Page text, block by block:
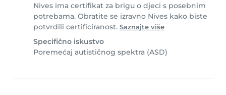
Nives ima certifikat za brigu o djeci s posebnim
potrebama. Obratite se izravno Nives kako biste
potvrdili certificiranost. Saznajte više
Specifično iskustvo
Poremećaj autističnog spektra (ASD)